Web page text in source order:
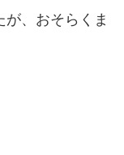
、おそらくま